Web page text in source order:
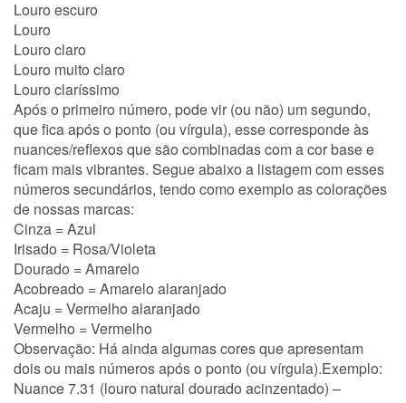
Louro escuro
Louro
Louro claro
Louro muito claro
Louro claríssimo
Após o primeiro número, pode vir (ou não) um segundo,
que fica após o ponto (ou vírgula), esse corresponde às
nuances/reflexos que são combinadas com a cor base e
ficam mais vibrantes. Segue abaixo a listagem com esses
números secundários, tendo como exemplo as colorações
de nossas marcas:
Cinza = Azul
Irisado = Rosa/Violeta
Dourado = Amarelo
Acobreado = Amarelo alaranjado
Acaju = Vermelho alaranjado
Vermelho = Vermelho
Observação: Há ainda algumas cores que apresentam
dois ou mais números após o ponto (ou vírgula).Exemplo:
Nuance 7.31 (louro natural dourado acinzentado) –